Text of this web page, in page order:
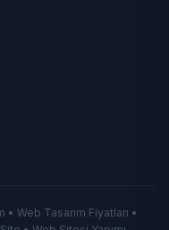
• Web Tasarım Fiyatları •